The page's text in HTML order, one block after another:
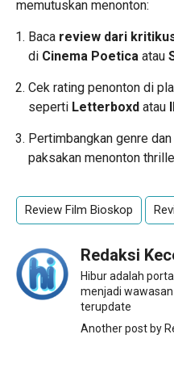
memutuskan menonton:
Baca review dari
di Cinema Poetica atau
Cek rating penonton di
seperti Letterboxd atau
Pertimbangkan genre
paksakan menonton
Review Film Bioskop
Redaksi
Hibur adalah
menjadi
terupdate
Another post by